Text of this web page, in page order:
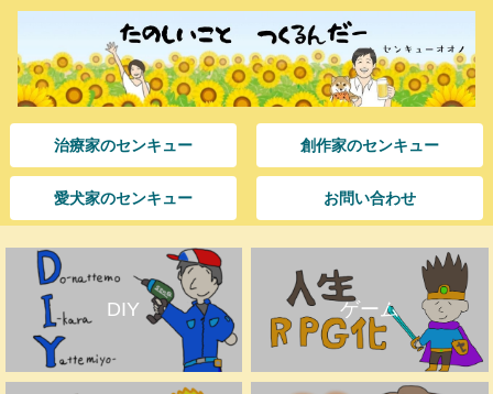
治療家のセンキュー 創作家のセンキュー
愛犬家のセンキュー お問い合わせ
DIY ゲーム